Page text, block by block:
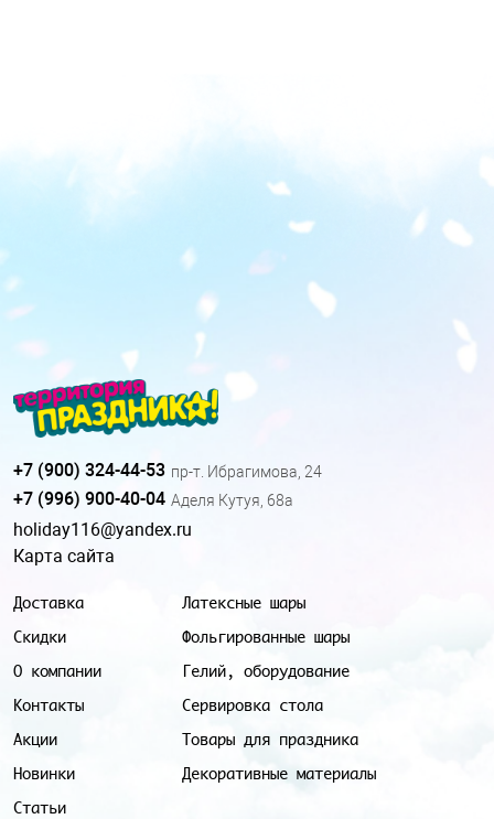
Доставка
Скидки
О компании
Контакты
Акции
Новинки
Статьи
Латексные шары
Фольгированные шары
Гелий, оборудование
Сервировка стола
Товары для праздника
Декоративные материалы
+7 (900) 324-44-53 пр-т. Ибрагимова, 24
+7 (996) 900-40-04 Аделя Кутуя, 68а
holiday116@yandex.ru
Карта сайта